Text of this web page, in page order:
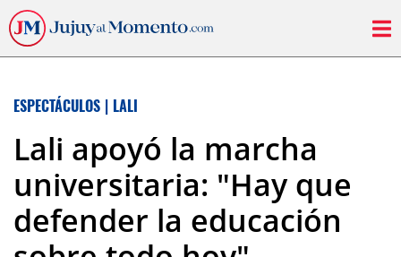
ESPECTÁCULOS | LALI
Lali apoyó la marcha
universitaria: "Hay que
defender la educación